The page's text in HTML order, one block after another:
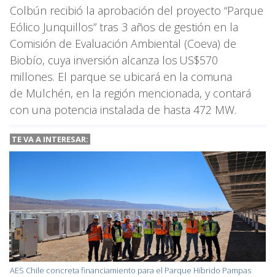
Colbún recibió la aprobación del proyecto “Parque
Eólico Junquillos” tras 3 años de gestión en la
Comisión de Evaluación Ambiental (Coeva) de
Biobío, cuya inversión alcanza los US$570
millones. El parque se ubicará en la comuna
de Mulchén, en la región mencionada, y contará
con una potencia instalada de hasta 472 MW.
TE VA A INTERESAR:
AES Chile concreta financiamiento para el Parque Híbrido Pampas